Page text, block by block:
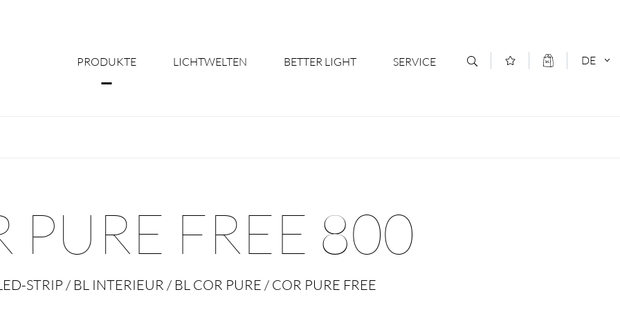
PRODUKTE LICHTWELTEN BETTER LIGHT
Licht nach Maß - Ihr Mehrwert
SERVICE
Downloads & Formulare
DE
PURE FREE 800
STRIP / BL INTERIEUR / BL COR PURE / COR PURE FREE